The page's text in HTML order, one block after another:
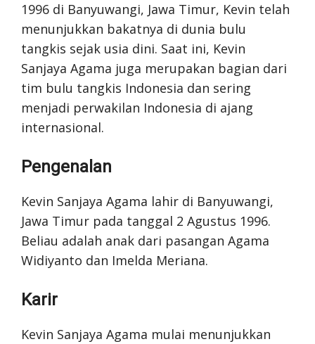
1996 di Banyuwangi, Jawa Timur, Kevin telah
menunjukkan bakatnya di dunia bulu
tangkis sejak usia dini. Saat ini, Kevin
Sanjaya Agama juga merupakan bagian dari
tim bulu tangkis Indonesia dan sering
menjadi perwakilan Indonesia di ajang
internasional.
Pengenalan
Kevin Sanjaya Agama lahir di Banyuwangi,
Jawa Timur pada tanggal 2 Agustus 1996.
Beliau adalah anak dari pasangan Agama
Widiyanto dan Imelda Meriana.
Karir
Kevin Sanjaya Agama mulai menunjukkan